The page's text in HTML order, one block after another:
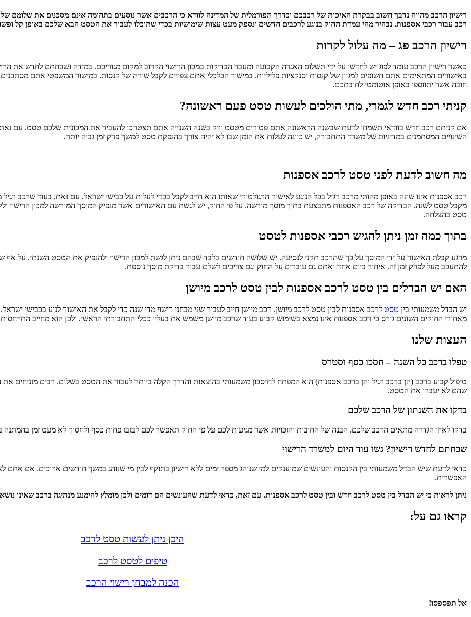
רישיון הרכב מהווה נדבך חשוב בבקרת האיכות של רכבכם וכדרך הפורמלית של המדינה לוודא כי הרכבים אשר נוסעים בתחומה אינם מסכנים את שלומם של
רכב עבור רכבי אספנות. נבהיר מהי עמדת החוק בנוגע לרכבים חדשים ונספק מעט עצות שימושיות בכדי שתוכלו לעבור את הטסט הבא שלכם באופן קל
רישיון הרכב פג – מה עלול לקרות
כאשר רישיון הרכב עומד לפוג יש לחדשו על ידי תשלום האגרה הקבועה ומעבר הבדיקות במכון הרישוי הקרוב למקום מגוריכם. במידה ושכחתם לחדש את
חובה אשר יתווספו באופן אוטומטי לחובתכם.
קניתי רכב חדש לגמרי, מתי הולכים לעשות טסט פעם ראשונה?
אם קניתם רכב חדש בוודאי תשמחו לדעת שבשנה הראשונה אתם פטורים מטסט ורק בשנה השנייה אתם תצטרכו להעביר את המכונית שלכם טסט. עם זאת,
השינויים המסתמנים במדיניות של משרד התחבורה, יש כוונה לעלות את הזמן שבו לא יהיה צורך בהנפקת טסט למשך פרק זמן גבוה יותר.
מה חשוב לדעת לפני טסט לרכב אספנות
רכב אספנות אינו שונה באופן מהותי מרכב רגיל בכל הנוגע לאישור הרגולטורי שאותו הוא חייב לקבל בכדי לעלות על כבישי ישראל. עם זאת, בעוד שרכב
מקבל טסט לשנה. הבדיקה של רכב האספנות מתבצעת בתוך מוסך מורשה. על פי החוק, יש לגשת עם האישורים אשר מנפיק המוסך המורשה למכון הרישוי
טסט בהצלחה.
בתוך כמה זמן ניתן להגיש רכבי אספנות לטסט
מרגע קבלת האישור על ידי המוסך על כך שהרכב תקני לנסיעה. יש שלושה חודשים בלבד שבהם ניתן לגשת למכון הרישוי ולהנפיק את הטסט השנתי. על אף
להתעכב מעל לפרק זמן זה. איחור ביום אחד ואתם גם עוברים על החוק וגם צריכים לשלם עבור בדיקת מוסך נוספת.
האם יש הבדלים בין טסט לרכב אספנות לבין טסט לרכב מיושן
יש הבדל משמעותי בין טסט לרכב אספנות לבין טסט לרכב מיושן. רכב מיושן חייב לעבור שני מבחני רישוי מדי שנה כדי לקבל את האישור לנוע בכבישי
מאחורי החוקים השונים גורס כי רכב אספנות אינו נמצא בשימוש קבוע בעוד שרכב מיושן משמש את בעליו ככלי התחבורתי הראשי. ולכן הוא מחייב
העצות שלנו
טפלו ברכב כל השנה – חסכו כסף וסטרס
טיפול קבוע ברכב (הן ברכב רגיל והן ברכב אספנות) הוא המפתח לחיסכון משמעותי בהוצאות והדרך הקלה ביותר לעבור את הטסט בשלום. רבים מזניחים את
שהם לא יעברו את הטסט.
בדקו את השנתון של הרכב שלכם
בדקו לאיזו הגדרה מתאים הרכב שלכם. הבנה של החובות והזכויות אשר מגיעות לכם על פי החוק תאפשר לכם לבזבז פחות כסף ולחסוך לא מעט זמן בהמתנה
שכחתם לחדש רישיון? גשו עוד היום למשרד הרישוי
כדאי לדעת שיש הבדל משמעותי בין הקנסות והעונשים שמוענקים למי שנוהג מספר ימים ללא רישיון בתוקף לבין מי שנוהג במשך חודשים ארוכים. אם אתם
האפשרית.
ניתן לראות כי יש הבדל בין טסט לרכב חדש ובין טסט לרכב אספנות. עם זאת, כדאי לדעת שהעונשים הם דומים ולכן מומלץ להימנע מנהיגה ברכב שאינו
קראו גם על:
היכן ניתן לעשות טסט לרכב
טיפים לטסט לרכב
הכנה למבחן רישוי הרכב
אל תפספסו!